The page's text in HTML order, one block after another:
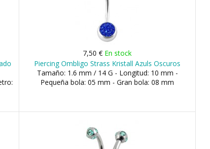
7,50 € En stock
Piercing Ombligo Strass Kristall Azuls Oscuros
Tamaño: 1.6 mm / 14 G - Longitud: 10 mm -
Pequeña bola: 05 mm - Gran bola: 08 mm